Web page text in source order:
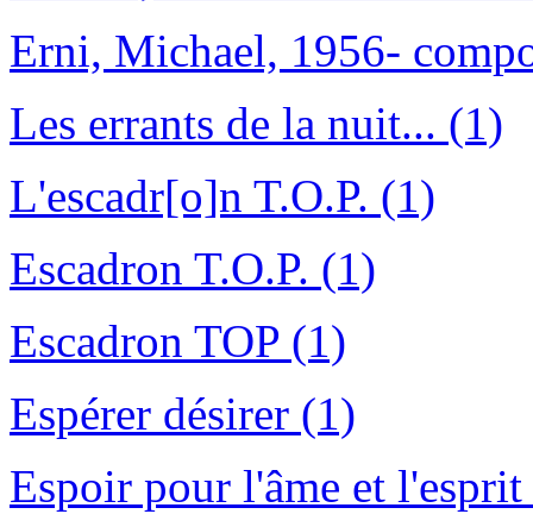
Erni, Michael, 1956-
Les errants de la nuit... (1)
L'escadr[o]n T.O.P. (1)
Escadron T.O.P. (1)
Escadron TOP (1)
Espérer désirer (1)
Espoir pour l'âme et